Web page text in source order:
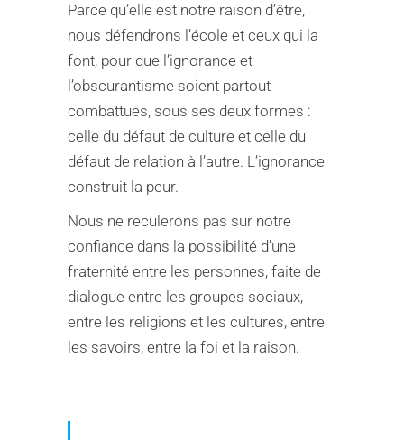
Parce qu’elle est notre raison d’être,
nous défendrons l’école et ceux qui la
font, pour que l’ignorance et
l’obscurantisme soient partout
combattues, sous ses deux formes :
celle du défaut de culture et celle du
défaut de relation à l’autre. L’ignorance
construit la peur.
Nous ne reculerons pas sur notre
confiance dans la possibilité d’une
fraternité entre les personnes, faite de
dialogue entre les groupes sociaux,
entre les religions et les cultures, entre
les savoirs, entre la foi et la raison.